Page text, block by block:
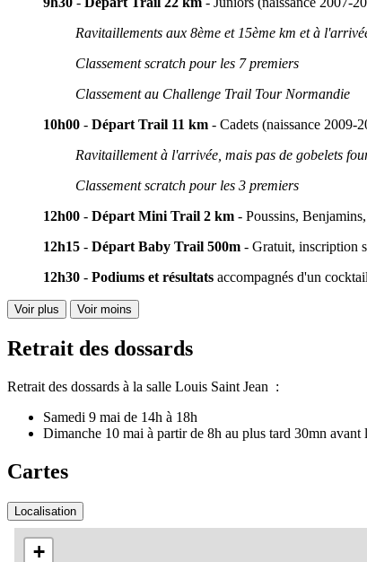
Ravitaillements aux 8ème et 15ème km et à
Classement scratch pour les 7 premiers
Classement au Challenge Trail Tour Normandie
10h00 - Départ Trail 11 km - Cadets (naissance 2009-
Ravitaillement à l'arrivée, mais pas de gobelets
Classement scratch pour les 3 premiers
12h00 - Départ Mini Trail 2 km - Poussins,
12h15 - Départ Baby Trail 500m - Gratuit, inscription
12h30 - Podiums et résultats accompagnés d'un
Voir plus Voir moins
Retrait des dossards
Retrait des dossards à la salle Louis Saint Jean :
Samedi 9 mai de 14h à 18h
Dimanche 10 mai à partir de 8h au plus tard 30mn avant
Cartes
Localisation